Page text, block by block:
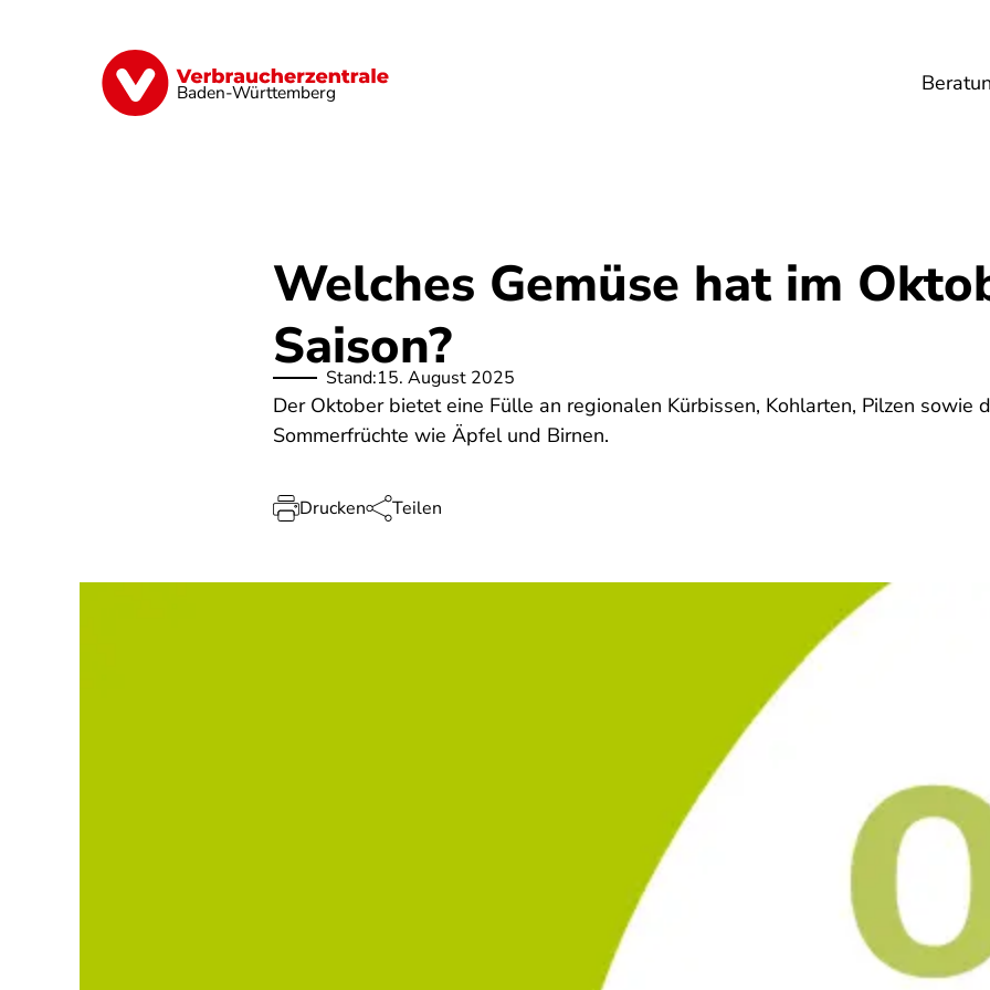
Baden-Württemberg
Geld & Versicherungen Digitales
Welches Gemüse hat im
Saison?
Stand:15. August 2025
Der Oktober bietet eine Fülle an regionalen Kürbissen, Kohlarten, Pilzen sowie
Sommerfrüchte wie Äpfel und Birnen.
Drucken Teilen